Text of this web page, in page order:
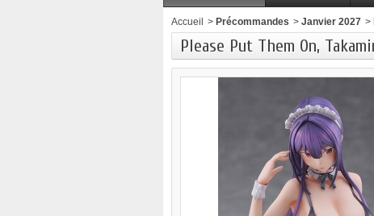
Accueil > Précommandes > Janvier 2027 >
Please Put Them On,